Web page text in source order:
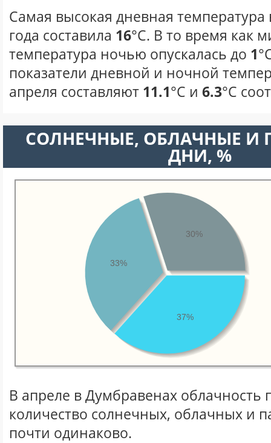
Самая высокая дневная температура
года составила 16°С. В то время как
температура ночью опускалась до 1
показатели дневной и ночной
апреля составляют 11.1°С и 6.3°С
CОЛНЕЧНЫЕ, ОБЛАЧНЫЕ И
ДНИ, %
37%
33%
30%
В апреле в Думбравенах облачность
количество солнечных, облачных и
почти одинаково.